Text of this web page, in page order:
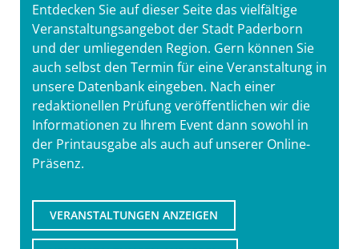
Entdecken Sie auf dieser Seite das vielfältige
Veranstaltungsangebot der Stadt Paderborn
und der umliegenden Region. Gern können Sie
auch selbst den Termin für eine Veranstaltung in
unsere Datenbank eingeben. Nach einer
redaktionellen Prüfung veröffentlichen wir die
Informationen zu Ihrem Event dann sowohl in
der Printausgabe als auch auf unserer Online-
Präsenz.
VERANSTALTUNGEN ANZEIGEN